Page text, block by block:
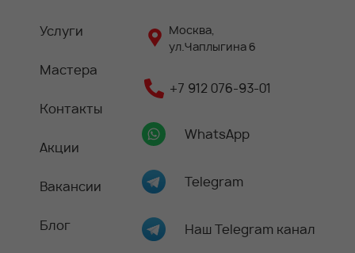
Услуги
Мастера
Контакты
Акции
Вакансии
Блог
Москва,
ул.Чаплыгина 6
+7 912 076-93-01
WhatsApp
Telegram
Наш Telegram канал